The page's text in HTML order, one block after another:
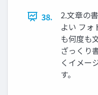
38.
2.文章の
よい フォ
も何度も
ざっくり
くイメー
す。